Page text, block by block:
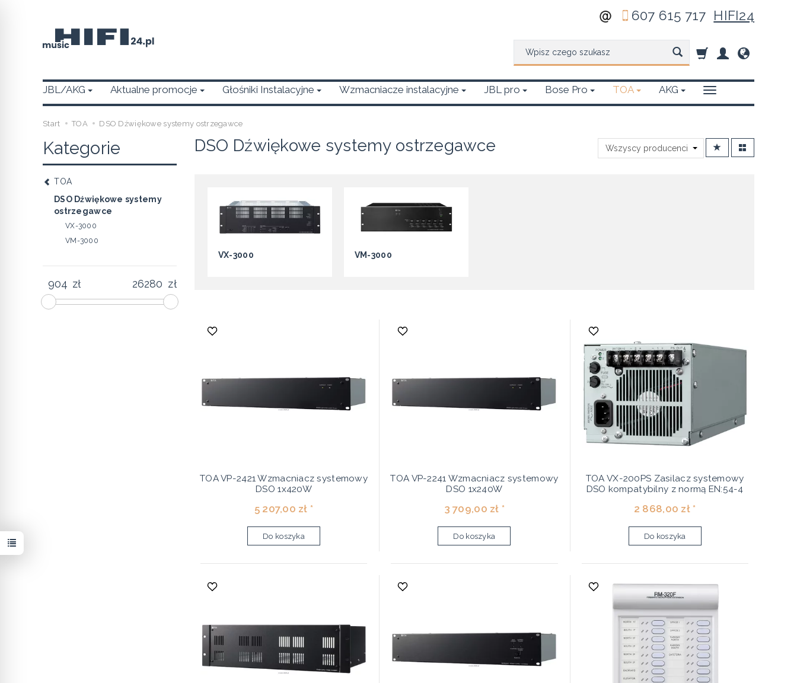
607 615 717 HIFI24
JBL/AKG Aktualne promocje Głośniki Instalacyjne Wzmacniacze instalacyjne JBL pro Bose Pro TOA AKG
Start TOA DSO Dźwiękowe systemy ostrzegawce
DSO Dźwiękowe systemy ostrzegawce
VX-3000 VM-3000
TOA VP-2421 Wzmacniacz systemowy
DSO 1x420W
5 207,00 zł *
Do koszyka
TOA VP-2241 Wzmacniacz systemowy
DSO 1x240W
3 709,00 zł *
Do koszyka
TOA VX-200PS Zasilacz systemowy
DSO kompatybilny z normą EN:54-4
2 868,00 zł *
Do koszyka
Kategorie
TOA
DSO Dźwiękowe systemy
ostrzegawce
VX-3000
VM-3000
zł zł